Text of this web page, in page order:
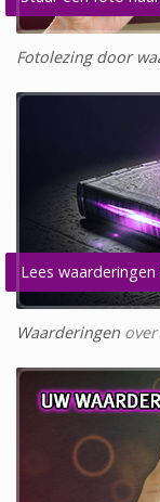
Fotolezing door
Lees waarderingen
Waarderingen